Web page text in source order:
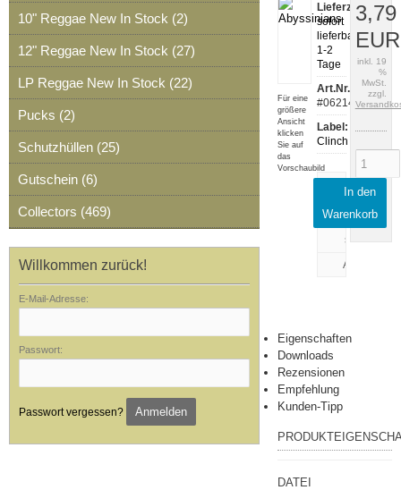
Für eine
größere
Ansicht
klicken
Sie auf
das
Vorschaubild
Lieferzeit:
sofort
lieferbar,
1-2
Tage
Art.Nr.:
#06214
Label:
Clinch
drucken
Rezension
schreiben
3,79
EUR
inkl. 19
%
MwSt.
zzgl.
In den
Warenkorb
Eigenschaften
Downloads
Rezensionen
Empfehlung
Kunden-Tipp
DATEI
10" Reggae New In Stock (2)
12" Reggae New In Stock (27)
LP Reggae New In Stock (22)
Pucks (2)
Schutzhüllen (25)
Gutschein (6)
Collectors (469)
Willkommen zurück!
E-Mail-Adresse:
Passwort:
Passwort vergessen? Anmelden